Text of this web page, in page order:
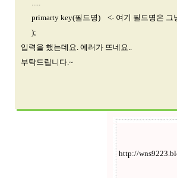
.....
primarty key(필드명) <- 여기 필드명은 그
);
입력을 했는데요. 에러가 뜨네요..
부탁드립니다.~